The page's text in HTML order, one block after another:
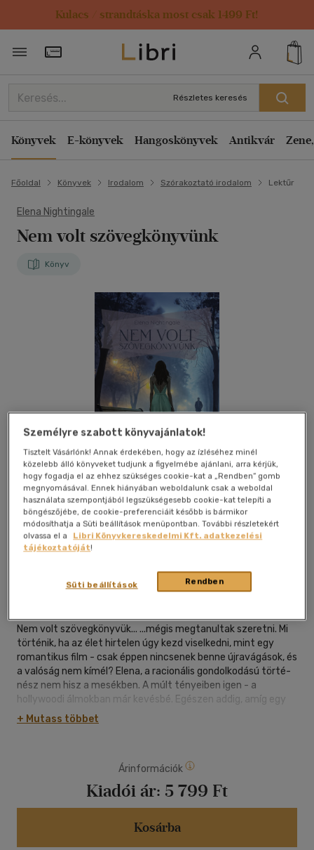
Kulacs / strandtáska most csak 1499 Ft!
Törzsvásárlói Kártya adatai
Részletes keresés
Könyvek E-könyvek Hangoskönyvek Antikvár
Főoldal Könyvek Irodalom Szórakoztató irodalom Lektűr
Elena Nightingale
Nem volt szövegkönyvünk
Könyv
Kívánságlistához adom Megosztom
Publio Kiadó|2026|magyar nyelvű |puhatáblás,
Nem volt szövegkönyvük... ...mégis megtanultak szeretni. Mi
történik, ha az élet hirtelen úgy kezd visel­kedni, mint egy
romantikus film - csak éppen nincsenek benne újravágások, és
a valóság nem kímél? Elena, a racionális gondolkodású törté­
nész nem hisz a mesékben. A múlt tényeiben igen - a
hollywoodi álmokban már kevésbé. Egészen addig, amíg egy
véletlen pillanatban össze nem találkozik Lucas Stormmal, a
világsztárral, aki nemcsak a vásznon képes elhitetni a
hírnévről szól. Nem is a tündérmesékről. Hanem arról, milyen,
amikor két ember talál­kozik - és a valóság erősebb, mint
bármilyen forgatókönyv.
+ Mutass többet
Árinformációk
Kiadói ár: 5 799 Ft
Kosárba
Személyre szabott könyvajánlatok!
Tisztelt Vásárlónk! Annak érdekében, hogy az ízléséhez minél
közelebb álló könyveket tudjunk a figyelmébe ajánlani, arra kérjük,
hogy fogadja el az ehhez szükséges cookie-kat a „Rendben” gomb
megnyomásával. Ennek hiányában weboldalunk csak a weboldal
használata szempontjából legszükségesebb cookie-kat telepíti a
böngészőjébe, de cookie-preferenciáit később is bármikor
módosíthatja a Süti beállítások menüpontban. További részletekért
olvassa el a
Libri Könyvkereskedelmi Kft. adatkezelési
tájékoztatóját!
Rendben
Süti beállítások